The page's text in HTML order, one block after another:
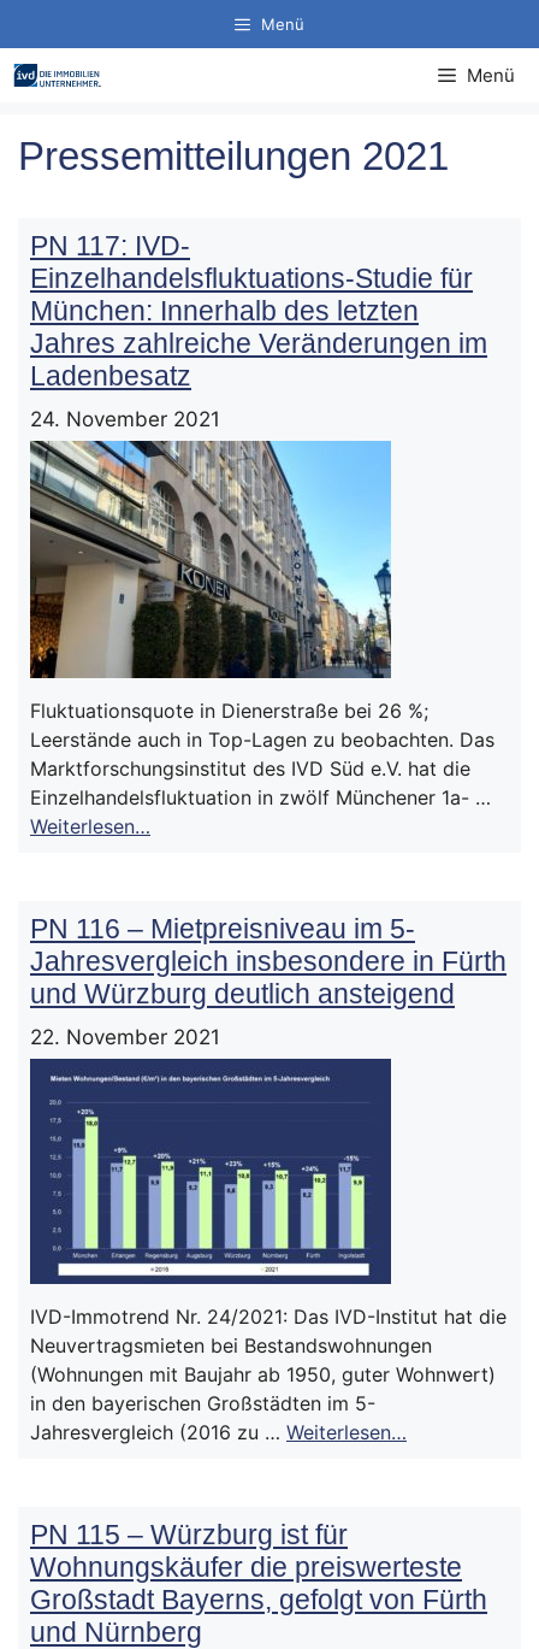
Inhalt
springen
Menü
Menü
Pressemitteilungen 2021
PN 117: IVD-
Einzelhandelsfluktuations-Studie für
München: Innerhalb des letzten
Jahres zahlreiche Veränderungen im
Ladenbesatz
24. November 2021
Fluktuationsquote in Dienerstraße bei 26 %;
Leerstände auch in Top-Lagen zu beobachten. Das
Marktforschungsinstitut des IVD Süd e.V. hat die
Einzelhandelsfluktuation in zwölf Münchener 1a- …
Weiterlesen…
PN 116 – Mietpreisniveau im 5-
Jahresvergleich insbesondere in Fürth
und Würzburg deutlich ansteigend
22. November 2021
IVD-Immotrend Nr. 24/2021: Das IVD-Institut hat die
Neuvertragsmieten bei Bestandswohnungen
(Wohnungen mit Baujahr ab 1950, guter Wohnwert)
in den bayerischen Großstädten im 5-
Jahresvergleich (2016 zu … Weiterlesen…
PN 115 – Würzburg ist für
Wohnungskäufer die preiswerteste
Großstadt Bayerns, gefolgt von Fürth
und Nürnberg